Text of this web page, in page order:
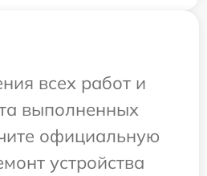
всех работ и
выполненных
официальную
устройства